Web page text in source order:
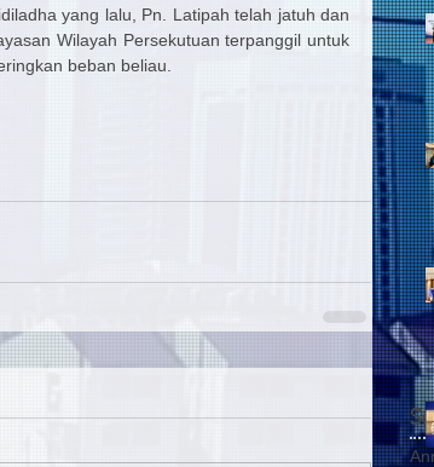
yang lalu, Pn. Latipah telah jatuh dan
Wilayah Persekutuan terpanggil untuk
beban beliau.